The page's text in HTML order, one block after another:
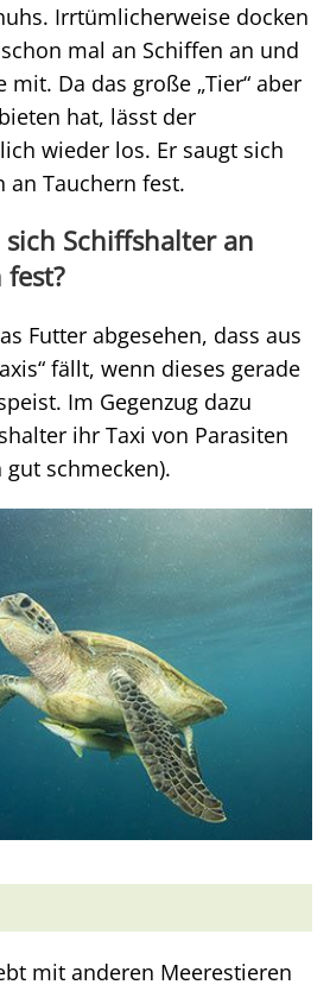
Irrtümlicherweise docken
mal an Schiffen an und
mit. Da das große „Tier“ aber
hat, lässt der
wieder los. Er saugt sich
an Tauchern fest.
Schiffshalter an
Futter abgesehen, dass aus
fällt, wenn dieses gerade
Im Gegenzug dazu
ihr Taxi von Parasiten
schmecken).
mit anderen Meerestieren